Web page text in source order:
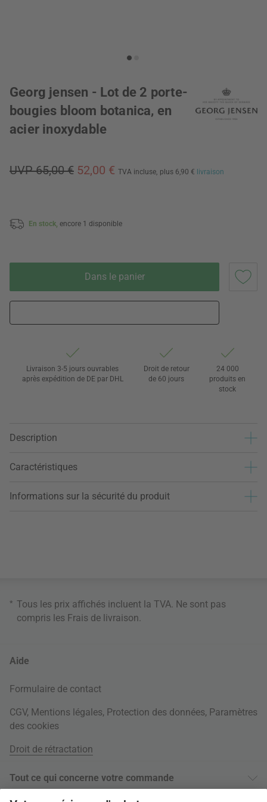
Georg jensen - Lot de 2 porte-
bougies bloom botanica, en
acier inoxydable
UVP 65,00 € 52,00 € TVA incluse, plus 6,90 € livraison
En stock, encore 1 disponible
Dans le panier
Livraison 3-5 jours ouvrables
après expédition de DE par DHL
Droit de retour
de 60 jours
24 000
produits en
stock
Description
Caractéristiques
Informations sur la sécurité du produit
* Tous les prix affichés incluent la TVA. Ne sont pas
compris les Frais de livraison
Aide
Formulaire de contact
CGV, Mentions légales, Protection des données, Paramètres
des cookies
Droit de rétractation
Tout ce qui concerne votre commande